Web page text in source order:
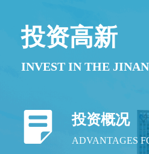
投资高新
INVEST IN THE
投资概况
ADVANTAGES